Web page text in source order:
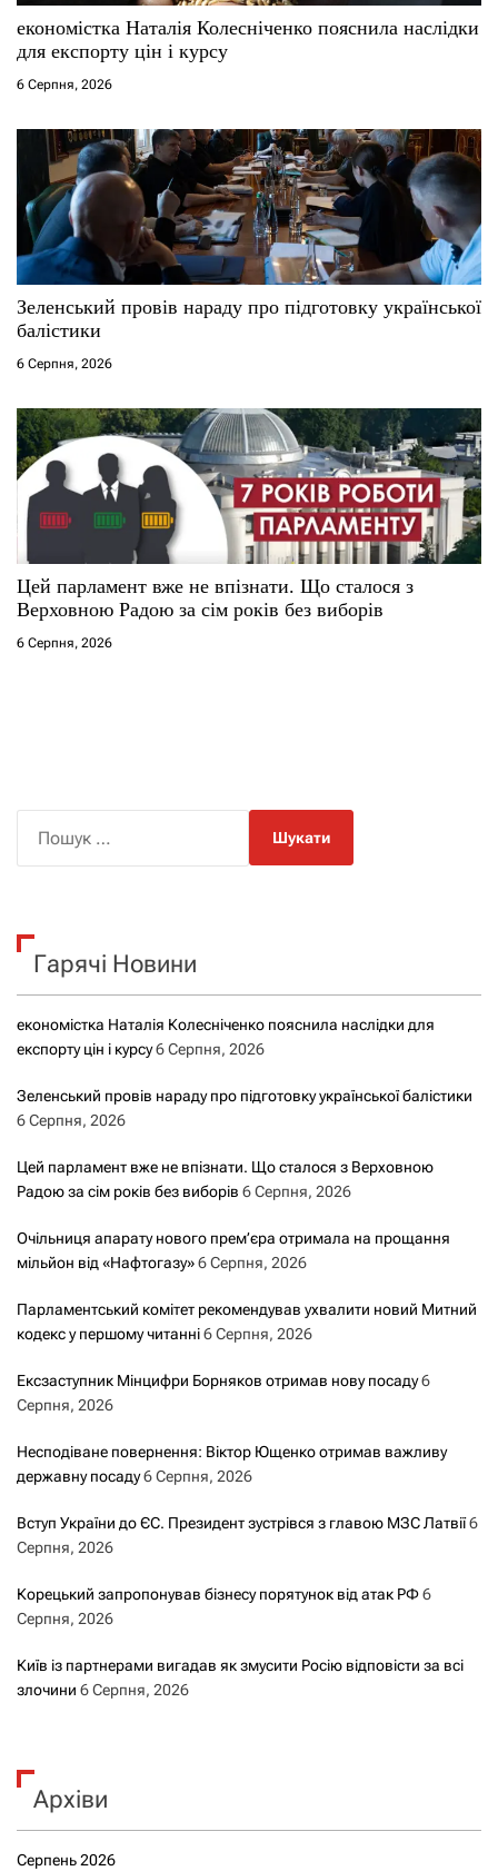
економістка Наталія Колесніченко пояснила наслідки
для експорту цін і курсу
6 Серпня, 2026
Зеленський провів нараду про підготовку української
балістики
6 Серпня, 2026
Цей парламент вже не впізнати. Що сталося з
Верховною Радою за сім років без виборів
6 Серпня, 2026
к
Гарячі Новини
економістка Наталія Колесніченко пояснила наслідки для
експорту цін і курсу6 Серпня, 2026
Зеленський провів нараду про підготовку української балістики
6 Серпня, 2026
Цей парламент вже не впізнати. Що сталося з Верховною
Радою за сім років без виборів 6 Серпня, 2026
Очільниця апарату нового прем’єра отримала на прощання
мільйон від «Нафтогазу»6 Серпня, 2026
Парламентський комітет рекомендував ухвалити новий Митний
кодекс у першому читанні6 Серпня, 2026
Ексзаступник Мінцифри Борняков отримав нову посаду6
Серпня, 2026
Несподіване повернення: Віктор Ющенко отримав важливу
державну посаду6 Серпня, 2026
Вступ України до ЄС. Президент зустрівся з главою МЗС Латвії6
Серпня, 2026
Корецький запропонував бізнесу порятунок від атак РФ6
Серпня, 2026
Київ із партнерами вигадав як змусити Росію відповісти за всі
злочини 6 Серпня, 2026
Архіви
Серпень 2026